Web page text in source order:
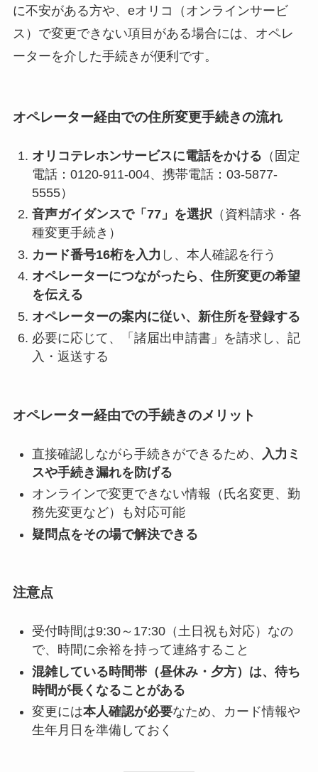
に不安がある方や、eオリコ（オンラインサービ
ス）で変更できない項目がある場合には、オペレ
ーターを介した手続きが便利です。
オペレーター経由での住所変更手続きの流れ
オリコテレホンサービスに電話をかける （固定
電話：0120-911-004、携帯電話：03-5877-
5555）
音声ガイダンスで「77」を選択（資料請求・各
種変更手続き）
カード番号16桁を入力 し、本人確認を行う
オペレーターにつながったら、住所変更の希望
を伝える
オペレーターの案内に従い、新住所を登録する
必要に応じて、「諸届出申請書」を請求し、記
入・返送する
オペレーター経由での手続きのメリット
直接確認しながら手続きができるため、
入力ミ
スや手続き漏れを防げる
オンラインで変更できない情報（氏名変更、勤
務先変更など）も対応可能
疑問点をその場で解決できる
注意点
受付時間は9:30～17:30（土日祝も対応）なの
で、時間に余裕を持って連絡すること
混雑している時間帯（昼休み・夕方）は、待ち
時間が長くなることがある
変更には本人確認が必要なため、カード情報や
生年月日を準備しておく